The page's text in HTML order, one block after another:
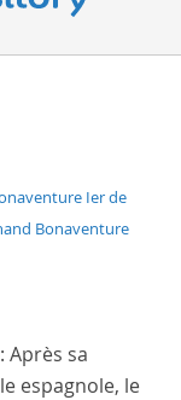
Ier de
Bonaventure
Après sa
espagnole, le